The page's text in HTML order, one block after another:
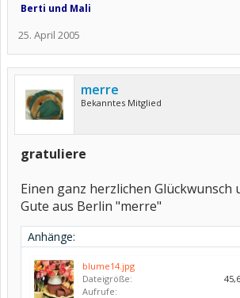
Berti und Mali
25. April 2005
merre
Bekanntes Mitglied
gratuliere
Einen ganz herzlichen Glückwunsch
Gute aus Berlin "merre"
Anhänge:
blume14.jpg
Dateigröße:
Aufrufe: